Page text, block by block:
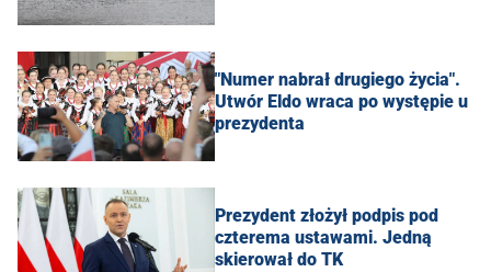
"Numer nabrał drugiego życia".
Utwór Eldo wraca po występie u
prezydenta
Prezydent złożył podpis pod
czterema ustawami. Jedną
skierował do TK